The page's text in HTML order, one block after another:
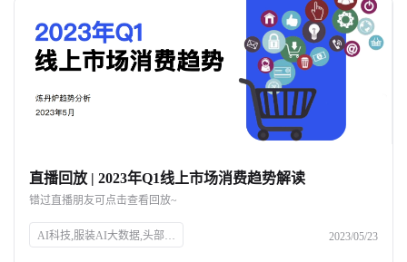
直播回放 | 2023年Q1线上市场消费趋势解读
错过直播朋友可点击查看回放~
AI科技,服装AI大数据,头部企业,知衣科技,官网SEO 2023/05/23